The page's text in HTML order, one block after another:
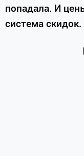
попадала. И
система скидок.